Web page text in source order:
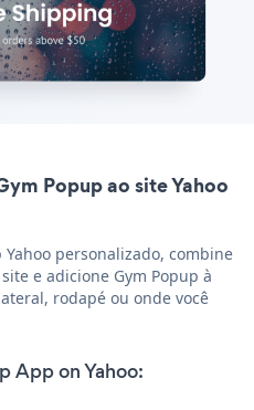
Popup ao site Yahoo
personalizado, combine
e adicione Gym Popup à
rodapé ou onde você
App on Yahoo: